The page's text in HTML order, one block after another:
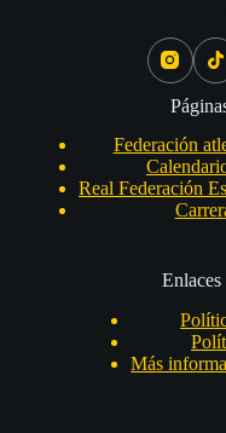
Federación
Real Federación
Más